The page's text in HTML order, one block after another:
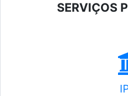
SERVIÇOS